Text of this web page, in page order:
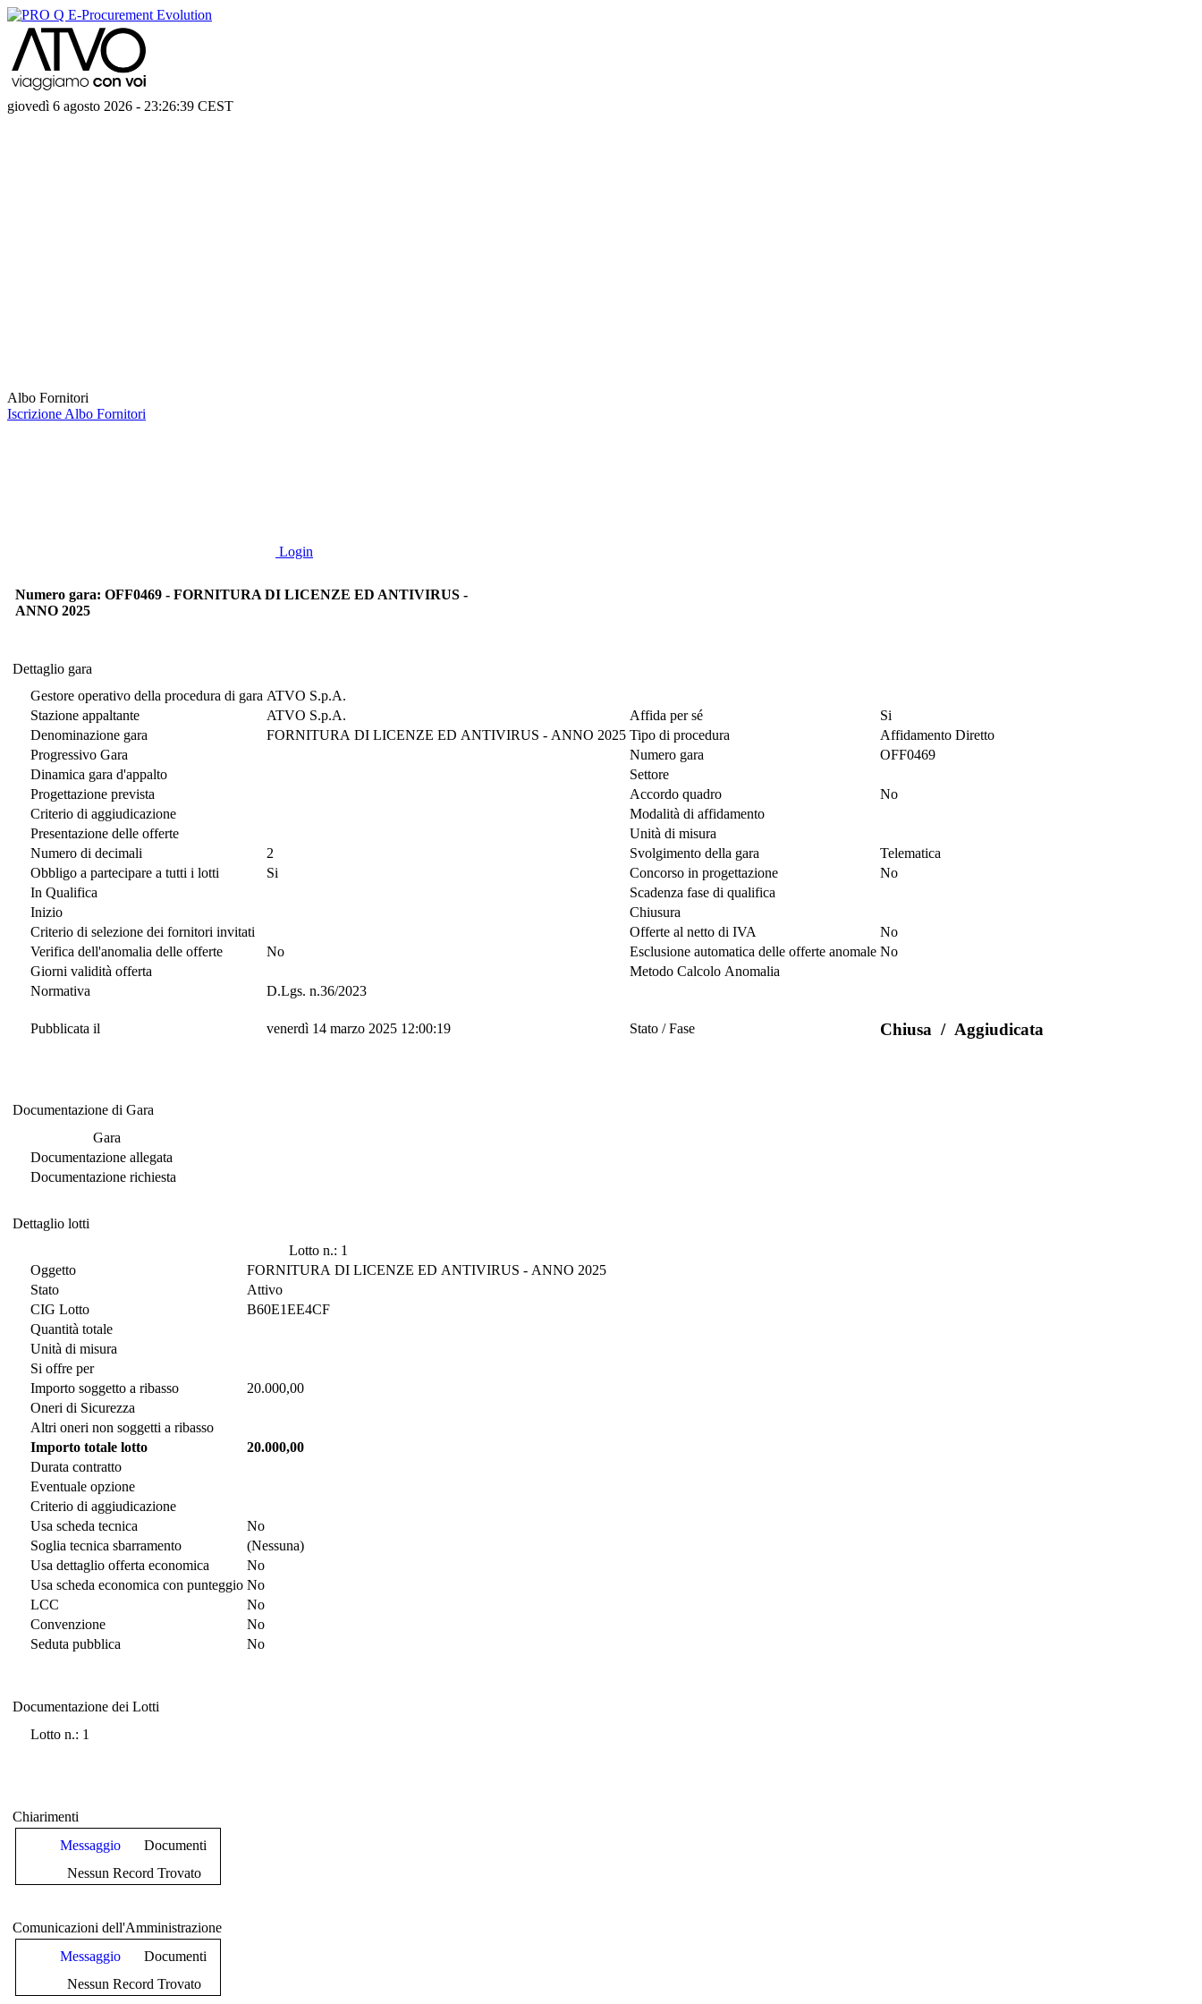
giovedì 6 agosto 2026 - 23:26:39 CEST
Albo Fornitori
Iscrizione Albo Fornitori
Login
Numero gara: OFF0469 - FORNITURA DI LICENZE ED ANTIVIRUS -
ANNO 2025
Dettaglio gara
Gestore operativo della procedura di gara ATVO S.p.A.
Stazione appaltante
ATVO S.p.A. Affida per sé
Si
Denominazione gara
FORNITURA DI LICENZE ED ANTIVIRUS - ANNO 2025 Tipo di procedura
Affidamento Diretto
Progressivo Gara
Numero gara
OFF0469
Dinamica gara d'appalto
Settore
Progettazione prevista
Accordo quadro
No
Criterio di aggiudicazione
Modalità di affidamento
Presentazione delle offerte
Unità di misura
Numero di decimali
2 Svolgimento della gara
Telematica
Obbligo a partecipare a tutti i lotti
Si Concorso in progettazione
No
In Qualifica
Scadenza fase di qualifica
Inizio
Chiusura
Criterio di selezione dei fornitori invitati
Offerte al netto di IVA
No
Verifica dell'anomalia delle offerte
No Esclusione automatica delle offerte anomale No
Giorni validità offerta
Metodo Calcolo Anomalia
Normativa
D.Lgs. n.36/2023
Pubblicata il venerdì 14 marzo 2025 12:00:19 Stato / Fase Chiusa / Aggiudicata
Documentazione di Gara
Gara
Documentazione allegata
Documentazione richiesta
Dettaglio lotti
Lotto n.: 1
Oggetto
FORNITURA DI LICENZE ED ANTIVIRUS - ANNO 2025
Stato
Attivo
CIG Lotto
B60E1EE4CF
Quantità totale
Unità di misura
Si offre per
Importo soggetto a ribasso
20.000,00
Oneri di Sicurezza
Altri oneri non soggetti a ribasso
Importo totale lotto
20.000,00
Durata contratto
Eventuale opzione
Criterio di aggiudicazione
Usa scheda tecnica
No
Soglia tecnica sbarramento
(Nessuna)
Usa dettaglio offerta economica
No
Usa scheda economica con punteggio No
LCC
No
Convenzione
No
Seduta pubblica
No
Documentazione dei Lotti
Lotto n.: 1
Chiarimenti
Messaggio
Documenti
Nessun Record Trovato
Comunicazioni dell'Amministrazione
Messaggio
Documenti
Nessun Record Trovato